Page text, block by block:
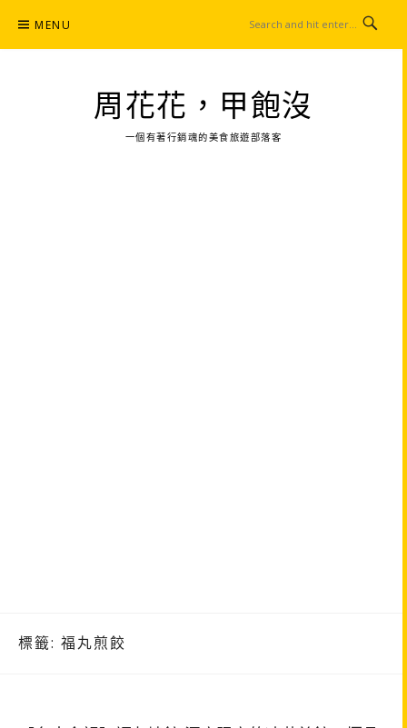
content
MENU
周花花，甲飽沒
一個有著行銷魂的美食旅遊部落客
標籤: 福丸煎餃